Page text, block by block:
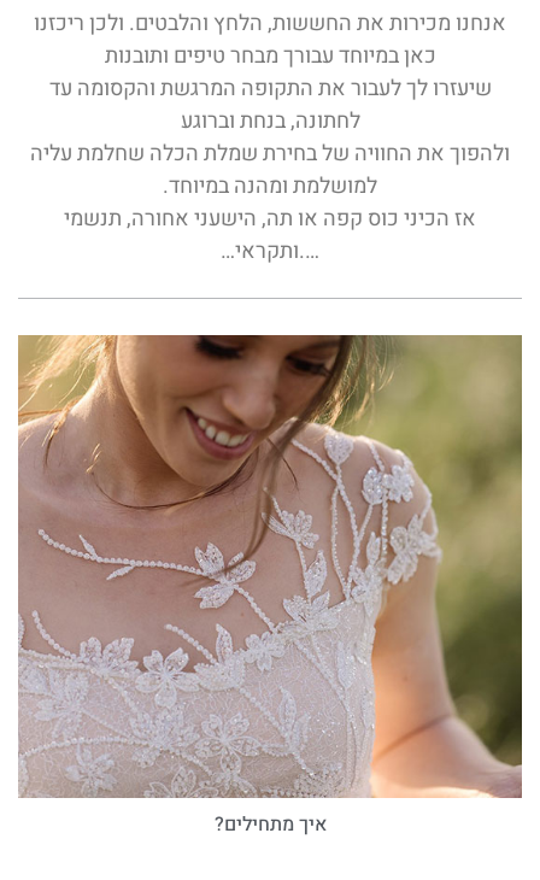
אנחנו מכירות את החששות, הלחץ והלבטים. ולכן ריכזנו
כאן במיוחד עבורך מבחר טיפים ותובנות
שיעזרו לך לעבור את התקופה המרגשת והקסומה עד
לחתונה, בנחת וברוגע
ולהפוך את החוויה של בחירת שמלת הכלה שחלמת עליה
למושלמת ומהנה במיוחד.
אז הכיני כוס קפה או תה, הישעני אחורה, תנשמי
….ותקראי…
איך מתחילים?